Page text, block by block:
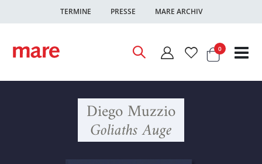
TERMINE PRESSE MARE ARCHIV
Warenkorb
0Artikel
Diego Muzzio
Goliaths Auge